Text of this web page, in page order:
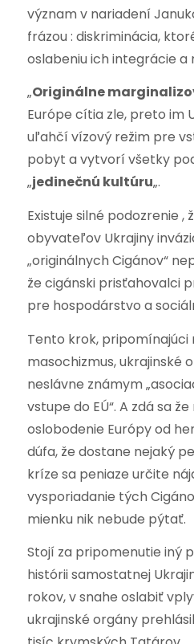
význam v nariadení
frázou : diskriminácia,
oslabeniu ich integrácie a
„Originálne
Európe cítia zle, preto im
uľahčí vízový režim pre
pobyt a vytvorí všetky
„jedinečnú kultúru„.
Existuje silné podozrenie ,
obyvateľov Ukrajiny
„originálnych Cigánov“
že cigánski prisťahovalci
pre hospodárstvo a
Tento krok, pripomínajúci
masochizmus, ukrajinské
neslávne známym
vstupe do EÚ“. A zdá sa
oslobodenie Európy od
dúfa, že dostane nejaký
kríze sa peniaze určite
vysporiadanie tých
mienku nik nebude pýtať.
Stojí za pripomenutie iný
histórii samostatnej
rokov, v snahe oslabiť
ukrajinské orgány